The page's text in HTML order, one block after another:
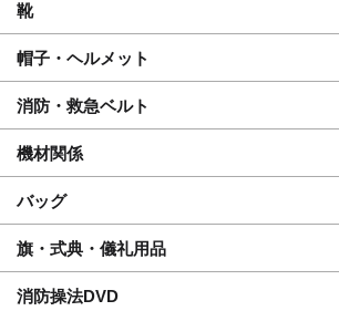
靴
帽子・ヘルメット
消防・救急ベルト
機材関係
バッグ
旗・式典・儀礼用品
消防操法DVD